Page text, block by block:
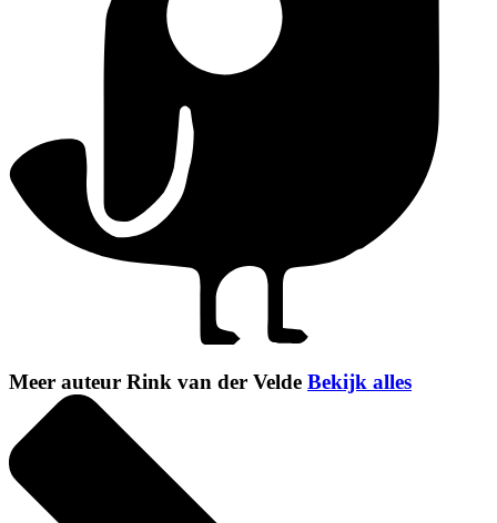
Meer auteur Rink van der Velde Bekijk alles